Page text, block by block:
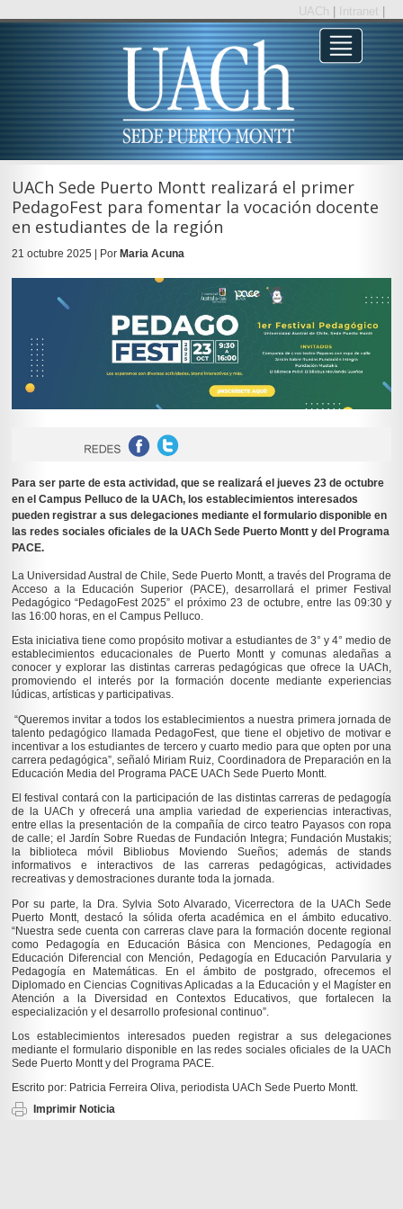
UACh Intranet
UACh Sede Puerto Montt realizará el primer
PedagoFest para fomentar la vocación docente
en estudiantes de la región
21 octubre 2025 | Por Maria Acuna
Para ser parte de esta actividad, que se realizará el jueves 23 de octubre
en el Campus Pelluco de la UACh, los establecimientos interesados
pueden registrar a sus delegaciones mediante el formulario disponible en
las redes sociales oficiales de la UACh Sede Puerto Montt y del Programa
PACE.
La Universidad Austral de Chile, Sede Puerto Montt, a través del Programa de
Acceso a la Educación Superior (PACE), desarrollará el primer Festival
Pedagógico “PedagoFest 2025” el próximo 23 de octubre, entre las 09:30 y
las 16:00 horas, en el Campus Pelluco.
Esta iniciativa tiene como propósito motivar a estudiantes de 3° y 4° medio de
establecimientos educacionales de Puerto Montt y comunas aledañas a
conocer y explorar las distintas carreras pedagógicas que ofrece la UACh,
promoviendo el interés por la formación docente mediante experiencias
lúdicas, artísticas y participativas.
“Queremos invitar a todos los establecimientos a nuestra primera jornada de
talento pedagógico llamada PedagoFest, que tiene el objetivo de motivar e
incentivar a los estudiantes de tercero y cuarto medio para que opten por una
carrera pedagógica”, señaló Miriam Ruiz, Coordinadora de Preparación en la
Educación Media del Programa PACE UACh Sede Puerto Montt.
El festival contará con la participación de las distintas carreras de pedagogía
de la UACh y ofrecerá una amplia variedad de experiencias interactivas,
entre ellas la presentación de la compañía de circo teatro Payasos con ropa
de calle; el Jardín Sobre Ruedas de Fundación Integra; Fundación Mustakis;
la biblioteca móvil Bibliobus Moviendo Sueños; además de stands
informativos e interactivos de las carreras pedagógicas, actividades
recreativas y demostraciones durante toda la jornada.
Por su parte, la Dra. Sylvia Soto Alvarado, Vicerrectora de la UACh Sede
Puerto Montt, destacó la sólida oferta académica en el ámbito educativo.
“Nuestra sede cuenta con carreras clave para la formación docente regional
como Pedagogía en Educación Básica con Menciones, Pedagogía en
Educación Diferencial con Mención, Pedagogía en Educación Parvularia y
Pedagogía en Matemáticas. En el ámbito de postgrado, ofrecemos el
Diplomado en Ciencias Cognitivas Aplicadas a la Educación y el Magíster en
Atención a la Diversidad en Contextos Educativos, que fortalecen la
especialización y el desarrollo profesional continuo”.
Los establecimientos interesados pueden registrar a sus delegaciones
mediante el formulario disponible en las redes sociales oficiales de la UACh
Sede Puerto Montt y del Programa PACE.
Escrito por: Patricia Ferreira Oliva, periodista UACh Sede Puerto Montt.
Imprimir Noticia